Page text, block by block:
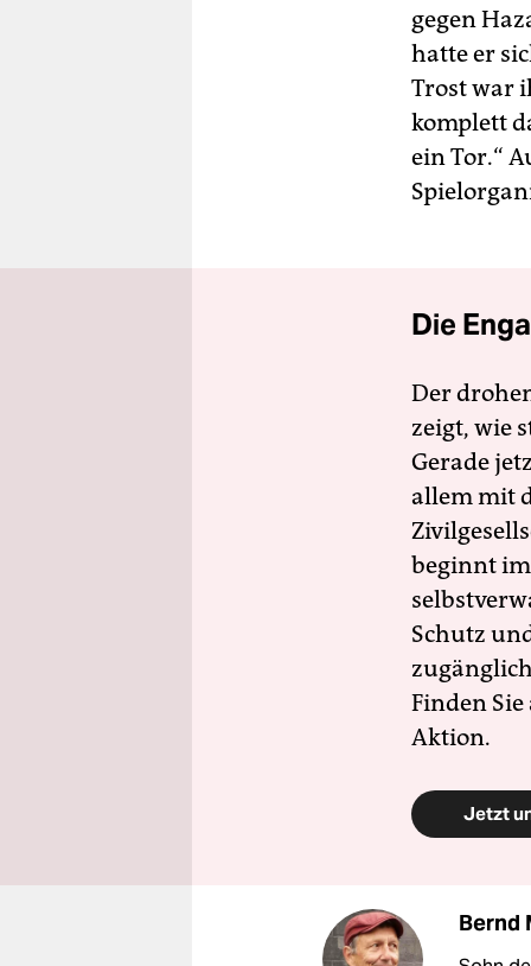
gegen
hatte er
Trost war
komplett
ein Tor.“
Die
Der
zeigt, wie
Gerade
allem mit
beginnt
Schutz
Finden
Aktion.
Jetzt
Bernd